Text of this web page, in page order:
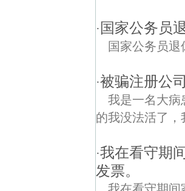
· 国家公务员
国家公务员
·被骗注册公
我是一名大病
的我没法活了
·我在看守期
发票。